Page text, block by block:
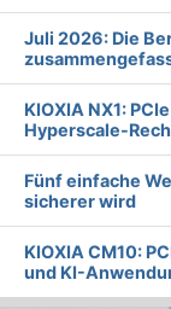
Juli 2026: Die
KIOXIA NX1:
Hyperscale-
Fünf einfache
sicherer wird
KIOXIA CM10:
und KI-